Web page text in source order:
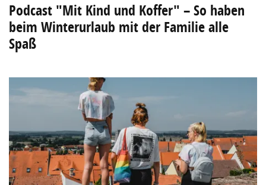
Podcast "Mit Kind und Koffer" – So haben
beim Winterurlaub mit der Familie alle
Spaß